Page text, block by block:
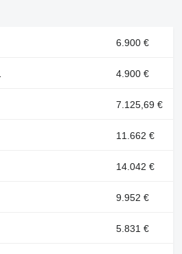
6.900 €
4.900 €
7.125,69 €
11.662 €
14.042 €
9.952 €
5.831 €